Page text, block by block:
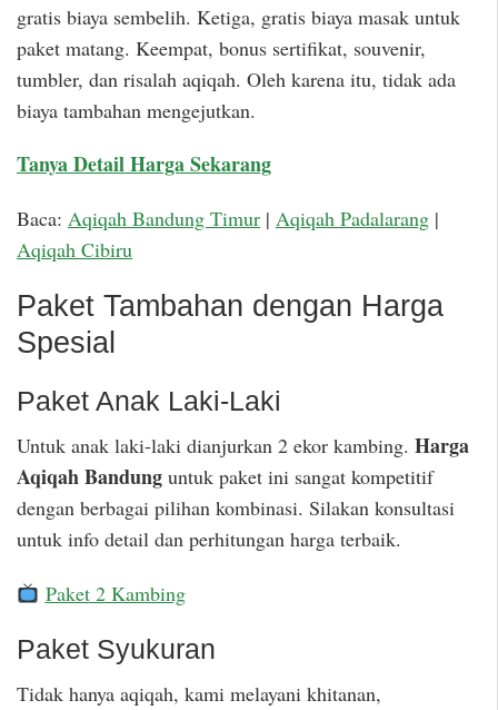
gratis biaya sembelih. Ketiga, gratis biaya masak untuk
paket matang. Keempat, bonus sertifikat, souvenir,
tumbler, dan risalah aqiqah. Oleh karena itu, tidak ada
biaya tambahan mengejutkan.
Tanya Detail Harga Sekarang
Baca: Aqiqah Bandung Timur | Aqiqah Padalarang |
Aqiqah Cibiru
Paket Tambahan dengan Harga
Spesial
Paket Anak Laki-Laki
Untuk anak laki-laki dianjurkan 2 ekor kambing. Harga
Aqiqah Bandung untuk paket ini sangat kompetitif
dengan berbagai pilihan kombinasi. Silakan konsultasi
untuk info detail dan perhitungan harga terbaik.
Paket 2 Kambing
Paket Syukuran
Tidak hanya aqiqah, kami melayani khitanan,